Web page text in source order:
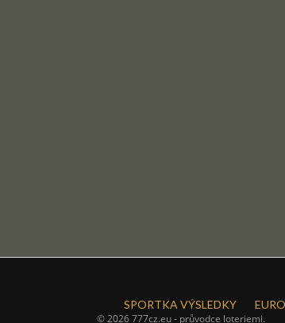
SPORTKA VÝSLEDKY
© 2026 777cz.eu - průvodce loteriemi.